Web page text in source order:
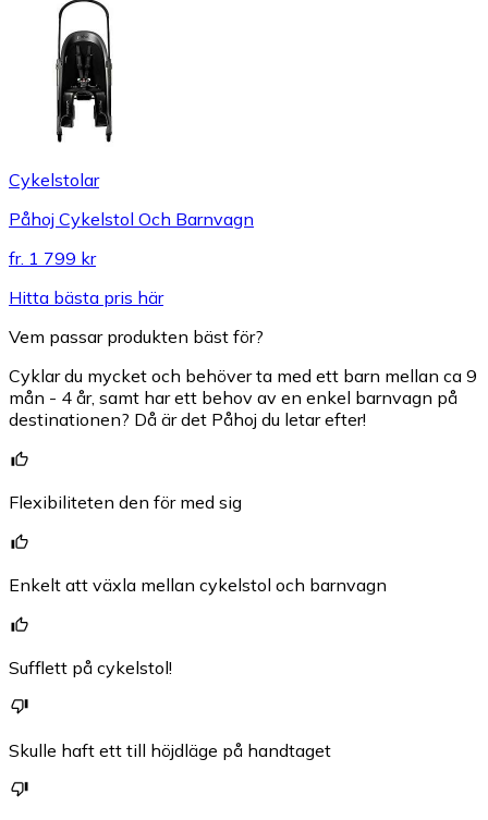
Cykelstolar
Påhoj Cykelstol Och Barnvagn
fr. 1 799 kr
Hitta bästa pris här
Vem passar produkten bäst för?
Cyklar du mycket och behöver ta med ett barn mellan ca 9
mån - 4 år, samt har ett behov av en enkel barnvagn på
destinationen? Då är det Påhoj du letar efter!
Flexibiliteten den för med sig
Enkelt att växla mellan cykelstol och barnvagn
Sufflett på cykelstol!
Skulle haft ett till höjdläge på handtaget